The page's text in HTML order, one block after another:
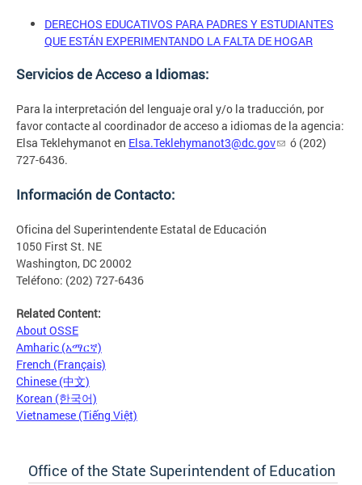
DERECHOS EDUCATIVOS PARA PADRES Y ESTUDIANTES
QUE ESTÁN EXPERIMENTANDO LA FALTA DE HOGAR
Servicios de Acceso a Idiomas:
Para la interpretación del lenguaje oral y/o la traducción, por
favor contacte al coordinador de acceso a idiomas de la agencia:
Elsa Teklehymanot en Elsa.Teklehymanot3@dc.gov
ó (202)
727-6436.
Información de Contacto:
Oficina del Superintendente Estatal de Educación
1050 First St. NE
Washington, DC 20002
Teléfono: (202) 727-6436
Related Content:
About OSSE
Amharic (አማርኛ)
French (Français)
Chinese (中文)
Korean (한국어)
Vietnamese (Tiếng Việt)
Office of the State Superintendent of Education